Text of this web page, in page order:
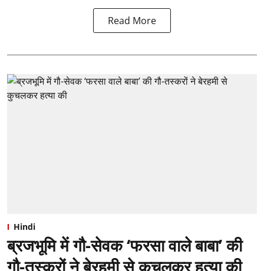
Read More
Hindi
ब्रजभूमि में गौ-सेवक ‘फरसा वाले बाबा’ की
गौ-तस्करों ने बेरहमी से कुचलकर हत्या की